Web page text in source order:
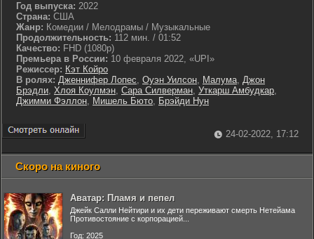
Год выпуска: 2022
Страна: США
Жанр: Комедии / Мелодрамы / Музыкальные
Продолжительность: 112 мин. / 01:52
Качество: FHD (1080p)
Премьера в России: 10 февраля 2022, «UPI»
Режиссер: Кэт Койро
В ролях: Дженнифер Лопес, Оуэн Уилсон, Малума, Джон
Брэдли, Хлоя Коулмэн, Сара Силверман, Уткарш Амбудкар,
Джимми Фэллон, Мишель Бюто, Брэйди Нун
24-02-2022, 17:12
Скоро на киного
Аватар: Пламя и пепел
Джейк Салли Нейтири и их дети переживают смерть Нетейама
Противостояние с корпорацией...
Год: 2025